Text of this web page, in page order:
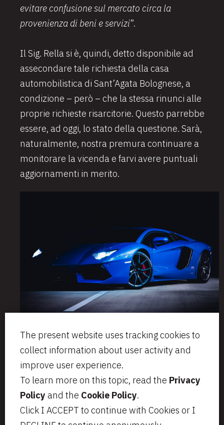
The present website uses tracking cookies to
collect information about user activity and
improve user experience.
To learn more on this topic, read the Privacy
Policy and the Cookie Policy.
Click I ACCEPT to continue with Cookies or I
evitare confusione sul mercato circa la
provenienza di beni e servizi”.
Il Sig. Rella si è, quindi, detto disponibile ad
assecondare tale richiesta della casa
automobilistica di Sant’Agata Bolognese, a
condizione – però – che la stessa rinunci alle
proprie richieste risarcitorie. Questo parrebbe
essere, ad oggi, lo stato della questione. Sarà,
naturalmente, nostra premura continuare a
monitorare la vicenda e farvi avere puntuali
aggiornamenti in merito.
20123 Milano
VAT IT07797470965
+ 39 02 49 46 8776
Privacy